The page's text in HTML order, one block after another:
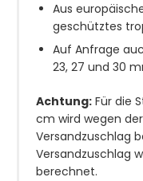
Aus
geschütztes
Auf Anfrage
23, 27 und 30
Achtung: Für die
cm wird wegen
Versandzuschlag
Versandzuschlag
berechnet.